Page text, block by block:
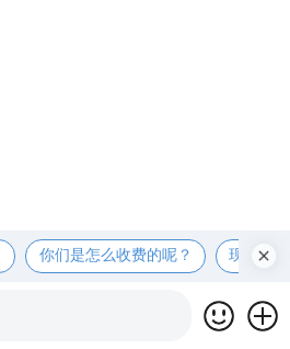
你们是怎么收费的呢？ 现在有